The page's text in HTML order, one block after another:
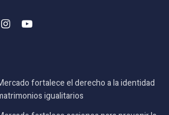
fortalece el derecho a la identidad
igualitarios